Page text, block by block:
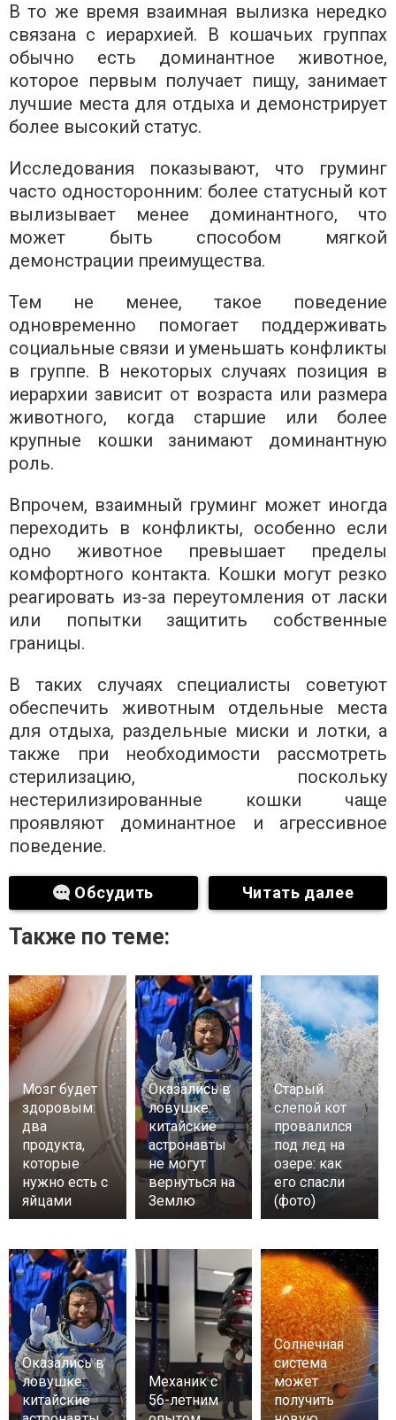
В то же время взаимная вылизка нередко
связана с иерархией. В кошачьих группах
обычно есть доминантное животное,
которое первым получает пищу, занимает
лучшие места для отдыха и демонстрирует
более высокий статус.
Исследования показывают, что груминг
часто односторонним: более статусный кот
вылизывает менее доминантного, что
может быть способом мягкой
демонстрации преимущества.
Тем не менее, такое поведение
одновременно помогает поддерживать
социальные связи и уменьшать конфликты
в группе. В некоторых случаях позиция в
иерархии зависит от возраста или размера
животного, когда старшие или более
крупные кошки занимают доминантную
роль.
Впрочем, взаимный груминг может иногда
переходить в конфликты, особенно если
одно животное превышает пределы
комфортного контакта. Кошки могут резко
реагировать из-за переутомления от ласки
или попытки защитить собственные
границы.
В таких случаях специалисты советуют
обеспечить животным отдельные места
для отдыха, раздельные миски и лотки, а
также при необходимости рассмотреть
стерилизацию, поскольку
нестерилизированные кошки чаще
проявляют доминантное и агрессивное
поведение.
Обсудить Читать далее
Также по теме:
Мозг будет
здоровым:
два
продукта,
которые
нужно есть с
яйцами
Оказались в
ловушке:
китайские
астронавты
не могут
вернуться на
Землю
Старый
слепой кот
провалился
под лед на
озере: как
его спасли
(фото)
Оказались в
ловушке:
китайские
Механик с
56-летним
Солнечная
система
может
получить